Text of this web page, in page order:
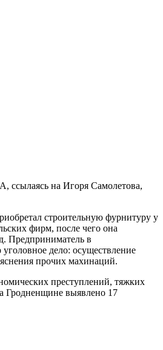
ссылаясь на Игоря Самолетова,
строительную фурнитуру у
фирм, после чего она
Предприниматель в
дело: осуществление
прочих махинаций.
преступлений, тяжких
Гродненщине выявлено 17